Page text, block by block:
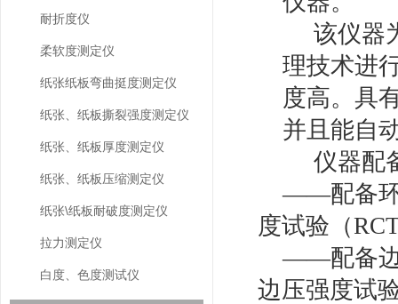
耐折度仪
柔软度测定仪
纸张纸板弯曲挺度测定仪
纸张、纸板撕裂强度测定仪
纸张、纸板厚度测定仪
纸张、纸板压缩测定仪
纸张\纸板耐破度测定仪
拉力测定仪
白度、色度测试仪
该仪器
理技术进
度高。具
并且能自
仪器配
——配备
度试验（
——配备
边压强度试